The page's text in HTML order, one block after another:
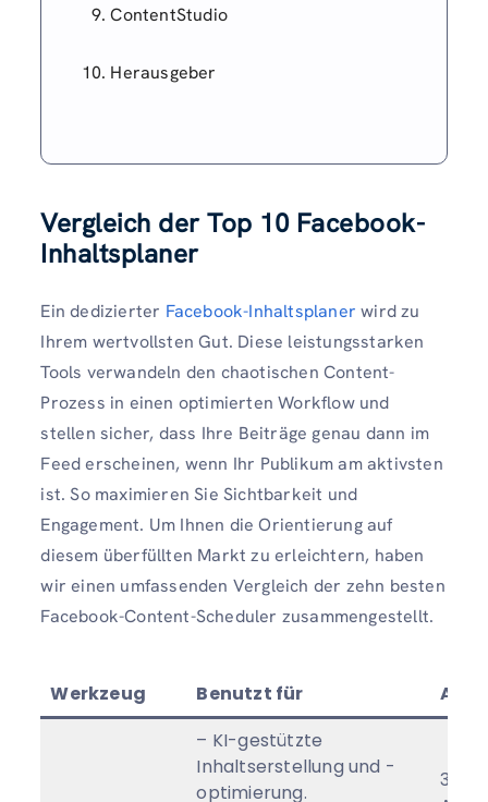
ContentStudio
Herausgeber
Vergleich der Top 10 Facebook-
Inhaltsplaner
Ein dedizierter Facebook-Inhaltsplaner wird zu
Ihrem wertvollsten Gut. Diese leistungsstarken
Tools verwandeln den chaotischen Content-
Prozess in einen optimierten Workflow und
stellen sicher, dass Ihre Beiträge genau dann im
Feed erscheinen, wenn Ihr Publikum am aktivsten
ist. So maximieren Sie Sichtbarkeit und
Engagement. Um Ihnen die Orientierung auf
diesem überfüllten Markt zu erleichtern, haben
wir einen umfassenden Vergleich der zehn besten
Facebook-Content-Scheduler zusammengestellt.
Werkzeug Benutzt für
– KI-gestützte
Inhaltserstellung und -
optimierung.
32 $